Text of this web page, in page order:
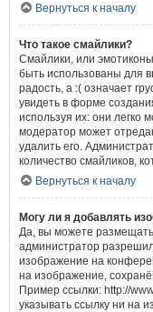
Вернуться к началу
Что такое смайлики?
Смайлики, или
быть использованы для
радость, а :( означает
увидеть в форме
используя их: они легко
модератор может
удалить его.
количество смайликов,
Вернуться к началу
Могу ли я добавлять
Да, вы можете
администратор
изображение на
на изображение,
Пример ссылки: http://
указывать ссылку ни на